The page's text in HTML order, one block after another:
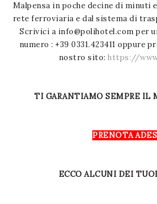
Malpensa in poche decine di minuti
rete ferroviaria e dal sistema di
Scrivici a info@polihotel.com per
numero : +39 0331.423411 oppure
nostro sito: https://
TI GARANTIAMO SEMPRE IL
PRENOTA
ECCO ALCUNI DEI